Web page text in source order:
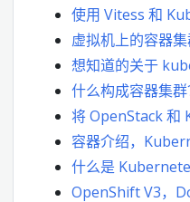
使用 Vitess 和
虚拟机上的容器
想知道的关于
什么构成容器集群
将 OpenStack
容器介绍，
什么是
OpenShift V3，